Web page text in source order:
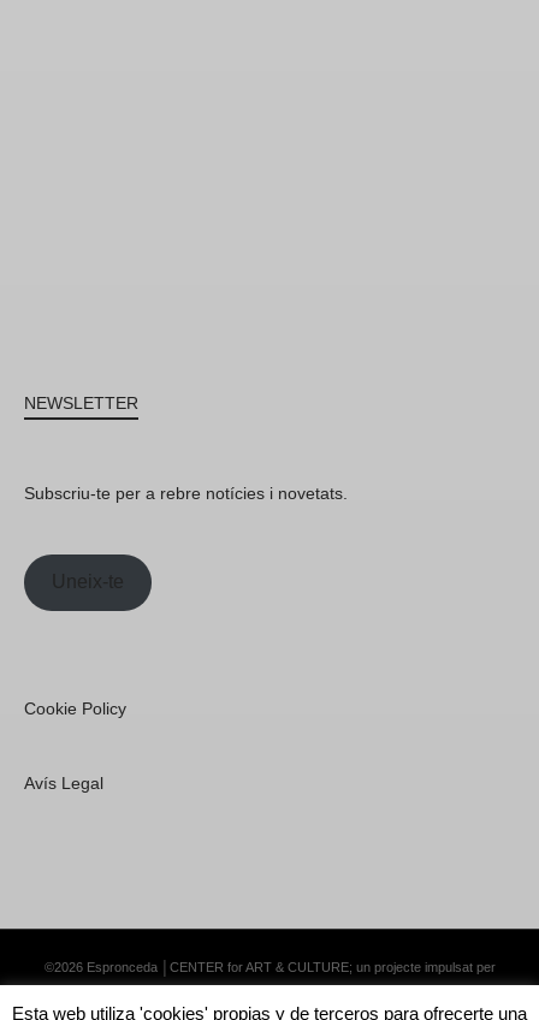
NEWSLETTER
Subscriu-te per a rebre notícies i novetats.
Uneix-te
Cookie Policy
Avís Legal
©2026 Espronceda │CENTER for ART & CULTURE; un projecte impulsat per
Esta web utiliza 'cookies' propias y de terceros para ofrecerte una